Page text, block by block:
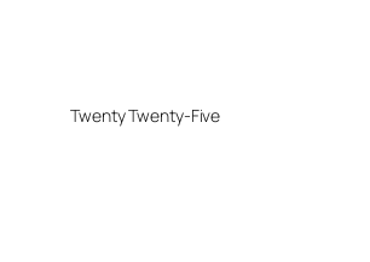
Twenty Twenty-Five